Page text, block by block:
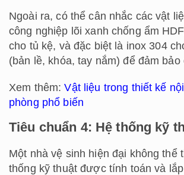
Ngoài ra, có thể cân nhắc các vật
công nghiệp lõi xanh chống ẩm
cho tủ kệ, và đặc biệt là inox 304
(bản lề, khóa, tay nắm) để đảm bảo
Xem thêm:Vật liệu trong thiết kế
phòng phổ biến
Tiêu chuẩn 4: Hệ thống kỹ
Một nhà vệ sinh hiện đại không thể
thống kỹ thuật được tính toán và